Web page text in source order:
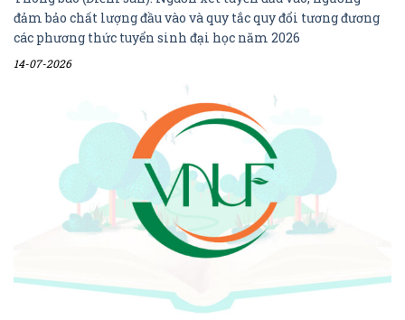
đảm bảo chất lượng đầu vào và quy tắc quy đổi tương đương
các phương thức tuyển sinh đại học năm 2026
14-07-2026